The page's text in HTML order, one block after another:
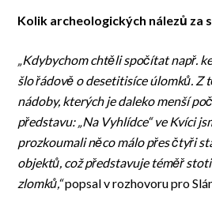
Kolik archeologických nálezů za
„Kdybychom chtěli spočítat např.
šlo řádově o desetitisíce úlomků. Z
nádoby, kterých je daleko menší
představu: „Na Vyhlídce“ ve Kvíci
prozkoumali něco málo přes čtyři
objektů, což představuje téměř
zlomků,“popsal v rozhovoru pro